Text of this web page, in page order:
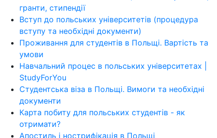
гранти, стипендії
Вступ до польських університетів (процедура
вступу та необхідні документи)
Проживання для студентів в Польщі. Вартість та
умови
Навчальний процес в польських університетах |
StudyForYou
Студентська віза в Польщі. Вимоги та необхідні
документи
Карта побиту для польських студентів - як
отримати?
Апостиль і нострифікація в Польщі